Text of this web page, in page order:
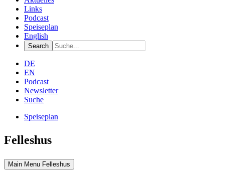
Links
Podcast
Speiseplan
English
DE
EN
Podcast
Newsletter
Suche
Speiseplan
Felleshus
Main Menu Felleshus